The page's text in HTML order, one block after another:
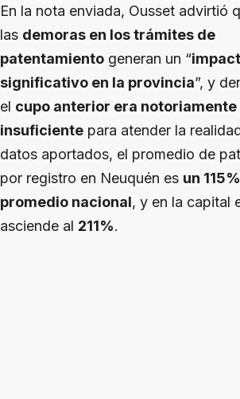
En la nota enviada, Ousset advirtió
las demoras en los trámites de
patentamiento generan un “
significativo en la provincia”, y
el cupo anterior era notoriamente
insuficiente para atender la
datos aportados, el promedio de
por registro en Neuquén es un
promedio nacional, y en la capital
asciende al 211%.